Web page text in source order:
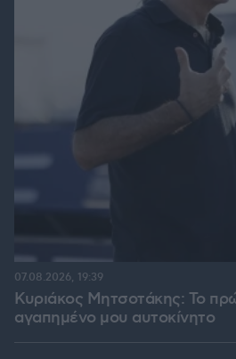
Κυριάκος Μητσοτάκης: Το
αγαπημένο μου αυτοκίνητο
07.08.2026, 19:39